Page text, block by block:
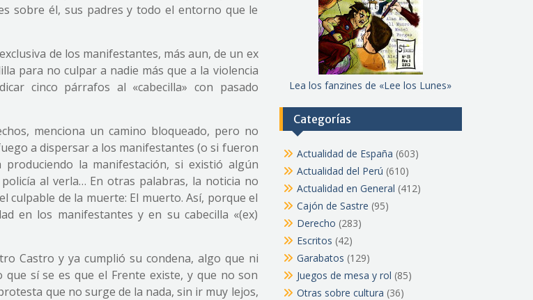
sobre él, sus padres y todo el entorno que le
de los manifestantes, más aun, de un ex
para no culpar a nadie más que a la violencia
cinco párrafos al «cabecilla» con pasado
menciona un camino bloqueado, pero no
a dispersar a los manifestantes (o si fueron
la manifestación, si existió algún
al verla… En otras palabras, la noticia no
culpable de la muerte: El muerto. Así, porque el
en los manifestantes y en su cabecilla «(ex)
Castro y ya cumplió su condena, algo que ni
sí se es que el Frente existe, y que no son
que no surge de la nada, sin ir muy lejos,
Lea los fanzines de «Lee los Lunes»
Categorías
Actualidad de España (603)
Actualidad del Perú (610)
Actualidad en General (412)
Cajón de Sastre (95)
Derecho (283)
Escritos (42)
Garabatos (129)
Juegos de mesa y rol (85)
Otras sobre cultura (36)